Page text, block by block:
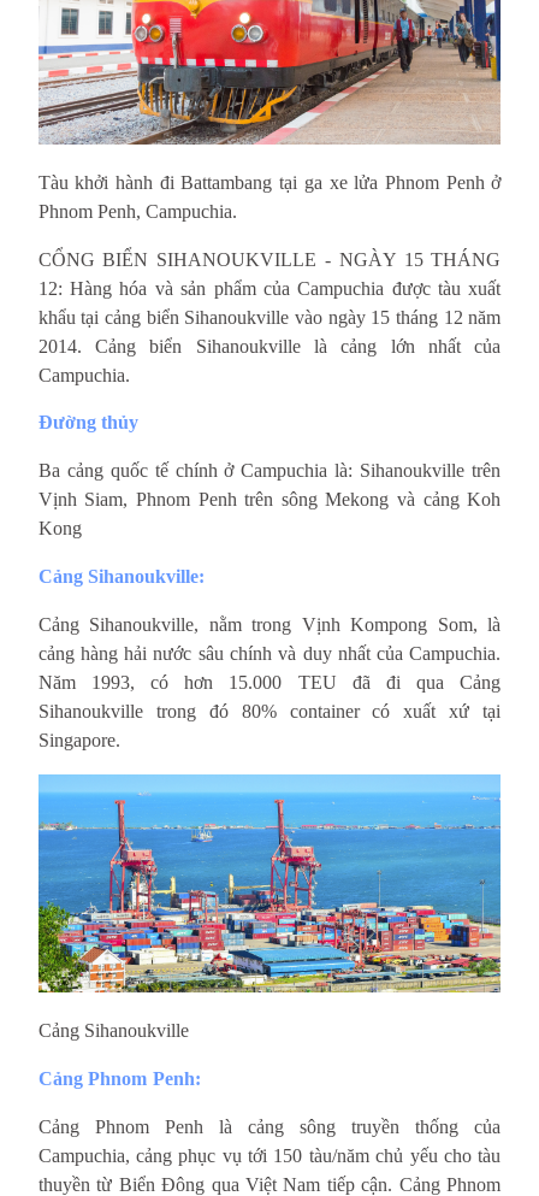
Tàu khởi hành đi Battambang tại ga xe lửa Phnom Penh ở
Phnom Penh, Campuchia.
CỔNG BIỂN SIHANOUKVILLE - NGÀY 15 THÁNG
12: Hàng hóa và sản phẩm của Campuchia được tàu xuất
khẩu tại cảng biển Sihanoukville vào ngày 15 tháng 12 năm
2014. Cảng biển Sihanoukville là cảng lớn nhất của
Campuchia.
Đường thủy
Ba cảng quốc tế chính ở Campuchia là: Sihanoukville trên
Vịnh Siam, Phnom Penh trên sông Mekong và cảng Koh
Kong
Cảng Sihanoukville:
Cảng Sihanoukville, nằm trong Vịnh Kompong Som, là
cảng hàng hải nước sâu chính và duy nhất của Campuchia.
Năm 1993, có hơn 15.000 TEU đã đi qua Cảng
Sihanoukville trong đó 80% container có xuất xứ tại
Singapore.
Cảng Sihanoukville
Cảng Phnom Penh:
Cảng Phnom Penh là cảng sông truyền thống của
Campuchia, cảng phục vụ tới 150 tàu/năm chủ yếu cho tàu
thuyền từ Biển Đông qua Việt Nam tiếp cận. Cảng Phnom